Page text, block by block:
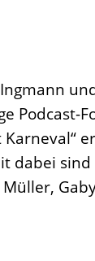
Podcast-
dabei